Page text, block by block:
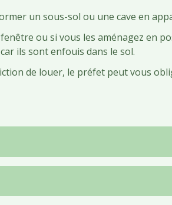
un sous-sol ou une cave en
ou si vous les aménagez en
ils sont enfouis dans le sol.
de louer, le préfet peut vous